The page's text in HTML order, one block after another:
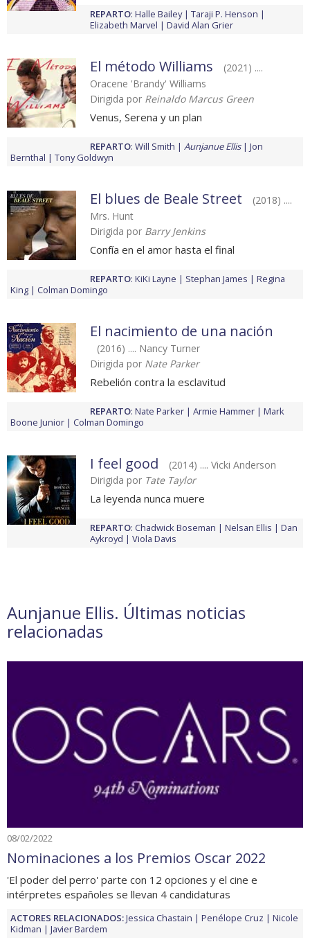
REPARTO: Halle Bailey
Taraji P. Henson
Elizabeth Marvel
David Alan Grier
El método Williams
(2021) ....
Oracene 'Brandy' Williams
Dirigida por Reinaldo Marcus Green
Venus, Serena y un plan
REPARTO: Will Smith Aunjanue Ellis
Jon
Bernthal
Tony Goldwyn
El blues de Beale Street
(2018) ....
Mrs. Hunt
Dirigida por Barry Jenkins
Confía en el amor hasta el final
REPARTO: KiKi Layne Stephan James
Regina
King
Colman Domingo
El nacimiento de una nación
(2016) .... Nancy Turner
Dirigida por Nate Parker
Rebelión contra la esclavitud
REPARTO: Nate Parker Armie Hammer
Mark
Boone Junior
Colman Domingo
I feel good
(2014) .... Vicki Anderson
Dirigida por Tate Taylor
La leyenda nunca muere
REPARTO: Chadwick Boseman Nelsan Ellis
Dan
Aykroyd
Viola Davis
Aunjanue Ellis. Últimas noticias
relacionadas
08/02/2022
Nominaciones a los Premios Oscar 2022
'El poder del perro' parte con 12 opciones y el cine e
intérpretes españoles se llevan 4 candidaturas
ACTORES RELACIONADOS:Jessica Chastain Penélope Cruz
Nicole
Kidman
Javier Bardem